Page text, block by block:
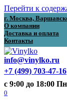
Перейти к
г. Москва,
О компании
Доставка и оплата
Контакты
info@vinylko.ru
+7 (499) 703-47-16
с 9:00 до 18:00
0